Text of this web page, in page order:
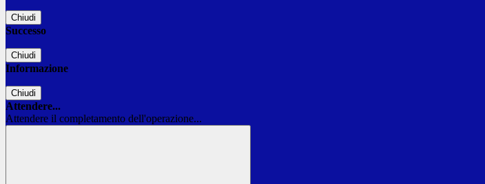
Chiudi
Successo
Chiudi
Informazione
Chiudi
Attendere...
Attendere il completamento dell'operazione...